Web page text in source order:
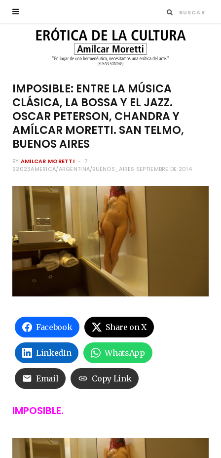
IMPOSIBLE: ENTRE LA MÚSICA
CLÁSICA, LA BOSSA Y EL JAZZ.
OSCAR PETERSON, CHANDRA Y
AMÍLCAR MORETTI. SAN TELMO,
BUENOS AIRES
BY AMILCAR MORETTI
7
92023AMERICA/ARGENTINA/BUENOS_AIRES SEPTIEMBRE DE 2014
Facebook Share on X
LinkedIn WhatsApp
Email Copy Link
IMPOSIBLE.